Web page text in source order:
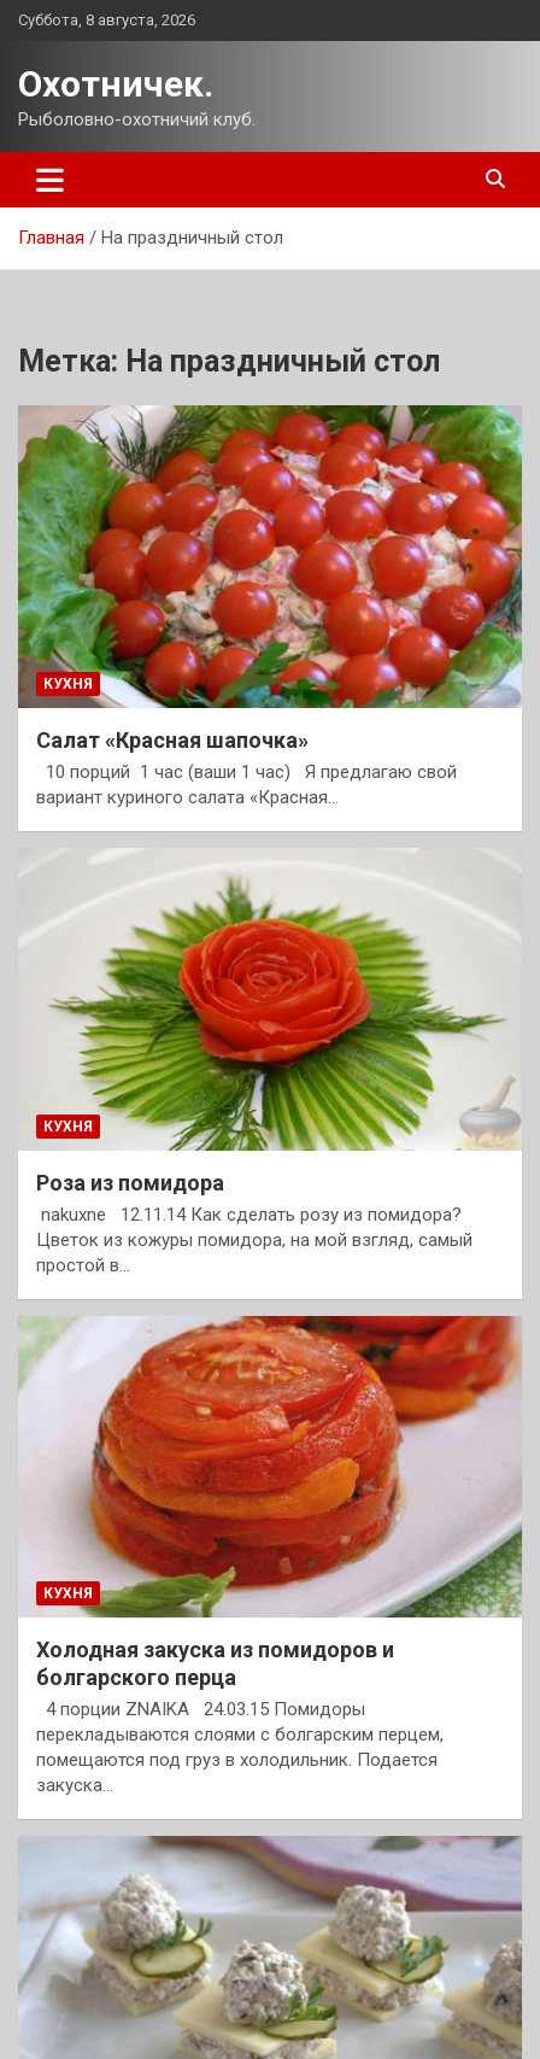
Перейти
Суббота, 8 августа, 2026
Охотничек.
Рыболовно-охотничий клуб.
Главная На праздничный стол
Метка: На праздничный стол
КУХНЯ
Салат «Красная шапочка»
10 порций 1 час (ваши 1 час) Я предлагаю свой
вариант куриного салата «Красная…
КУХНЯ
Роза из помидора
nakuxne 12.11.14 Как сделать розу из помидора?
Цветок из кожуры помидора, на мой взгляд, самый
простой в…
КУХНЯ
Холодная закуска из помидоров и
болгарского перца
4 порции ZNAIKA 24.03.15 Помидоры
перекладываются слоями с болгарским перцем,
помещаются под груз в холодильник. Подается
закуска…